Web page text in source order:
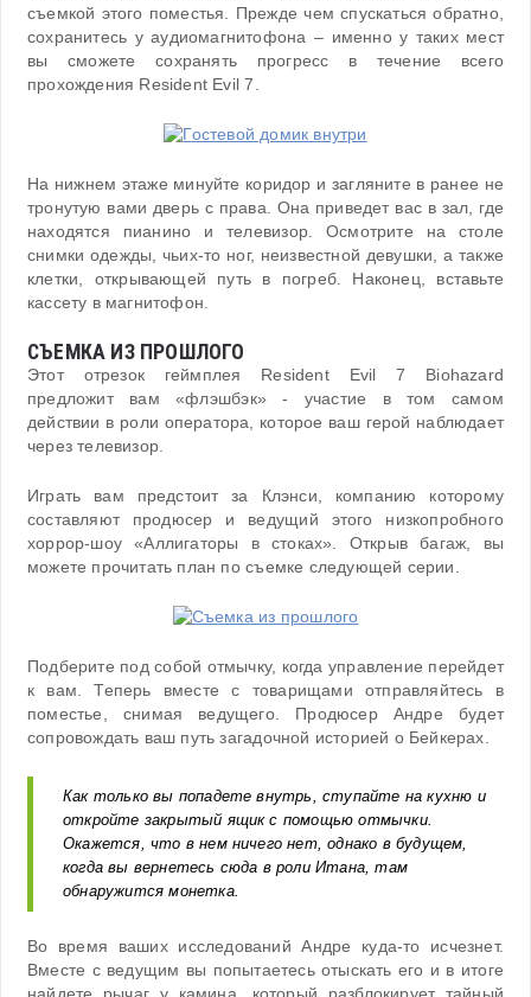
съемкой этого поместья. Прежде чем спускаться обратно,
сохранитесь у аудиомагнитофона – именно у таких мест
вы сможете сохранять прогресс в течение всего
прохождения Resident Evil 7.
На нижнем этаже минуйте коридор и загляните в ранее не
тронутую вами дверь с права. Она приведет вас в зал, где
находятся пианино и телевизор. Осмотрите на столе
снимки одежды, чьих-то ног, неизвестной девушки, а также
клетки, открывающей путь в погреб. Наконец, вставьте
кассету в магнитофон.
СЪЕМКА ИЗ ПРОШЛОГО
Этот отрезок геймплея Resident Evil 7 Biohazard
предложит вам «флэшбэк» - участие в том самом
действии в роли оператора, которое ваш герой наблюдает
через телевизор.
Играть вам предстоит за Клэнси, компанию которому
составляют продюсер и ведущий этого низкопробного
хоррор-шоу «Аллигаторы в стоках». Открыв багаж, вы
можете прочитать план по съемке следующей серии.
Подберите под собой отмычку, когда управление перейдет
к вам. Теперь вместе с товарищами отправляйтесь в
поместье, снимая ведущего. Продюсер Андре будет
сопровождать ваш путь загадочной историей о Бейкерах.
Как только вы попадете внутрь, ступайте на кухню и
откройте закрытый ящик с помощью отмычки.
Окажется, что в нем ничего нет, однако в будущем,
когда вы вернетесь сюда в роли Итана, там
обнаружится монетка.
Во время ваших исследований Андре куда-то исчезнет.
Вместе с ведущим вы попытаетесь отыскать его и в итоге